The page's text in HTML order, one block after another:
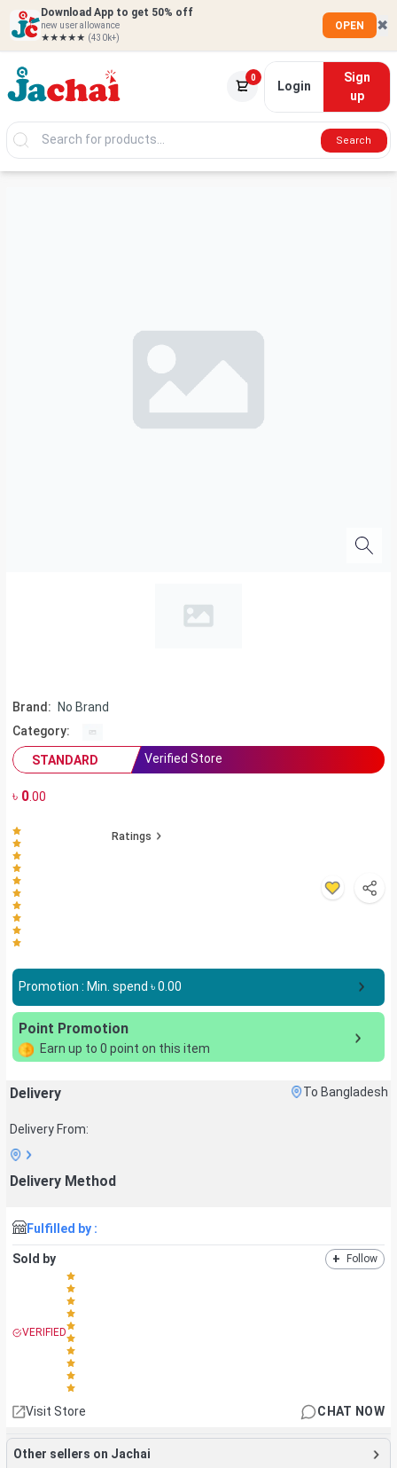
Download App to get 50% off
new user allowance
★★★★★ (430k+)
OPEN ✖
0
Login
Sign
up
Search
Brand:
No Brand
Category:
STANDARD
Verified Store
৳ 0.00
Ratings
Promotion : Min. spend ৳0.00
Point Promotion
Earn up to 0 point on this item
Delivery To Bangladesh
Delivery From:
Delivery Method
Fulfilled by :
Sold by + Follow
VERIFIED
Visit Store CHAT NOW
Other sellers on Jachai